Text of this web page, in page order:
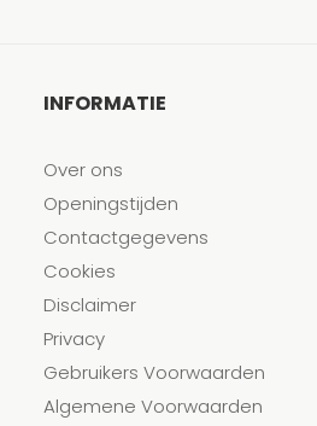
INFORMATIE
Over ons
Openingstijden
Contactgegevens
Cookies
Disclaimer
Privacy
Gebruikers Voorwaarden
Algemene Voorwaarden